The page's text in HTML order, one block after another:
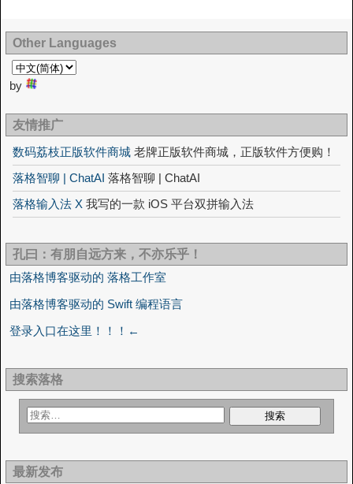
Other Languages
by
友情推广
数码荔枝正版软件商城 老牌正版软件商城，正版软件方便购！
落格智聊 | ChatAI 落格智聊 | ChatAI
落格输入法 X 我写的一款 iOS 平台双拼输入法
孔曰：有朋自远方来，不亦乐乎！
由落格博客驱动的 落格工作室
由落格博客驱动的 Swift 编程语言
登录入口在这里！！！←
搜索落格
最新发布